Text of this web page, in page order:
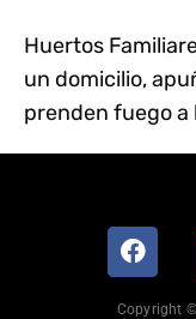
Huertos
un domicilio,
prenden fuego a
Copyright